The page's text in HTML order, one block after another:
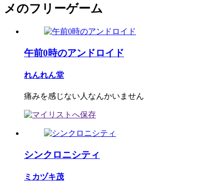
メのフリーゲーム
午前0時のアンドロイド
れんれん堂
痛みを感じない人なんかいません
シンクロニシティ
ミカヅキ茂